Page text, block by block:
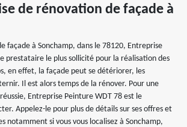
de rénovation de façade à
façade à Sonchamp, dans le 78120, Entreprise
prestataire le plus sollicité pour la réalisation des
en effet, la façade peut se détériorer, les
Il est alors temps de la rénover. Pour une
Entreprise Peinture WDT 78 est le
Appelez-le pour plus de détails sur ses offres et
notamment si vous vous localisez à Sonchamp,